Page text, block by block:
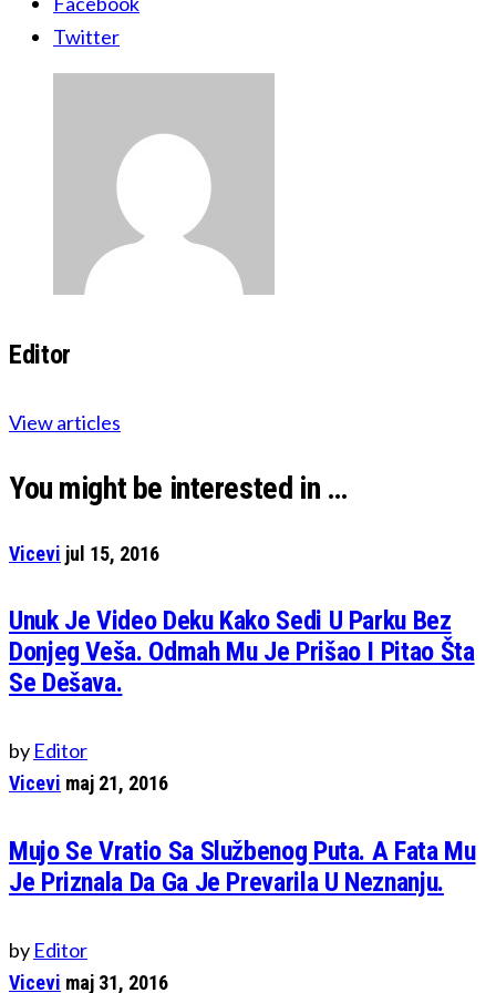
Twitter
Editor
View articles
You might be interested in …
Vicevi jul 15, 2016
Unuk Je Video Deku Kako Sedi U Parku Bez
Donjeg Veša. Odmah Mu Je Prišao I Pitao Šta
Se Dešava.
by Editor
Vicevi maj 21, 2016
Mujo Se Vratio Sa Službenog Puta. A Fata Mu
Je Priznala Da Ga Je Prevarila U Neznanju.
by Editor
Vicevi maj 31, 2016